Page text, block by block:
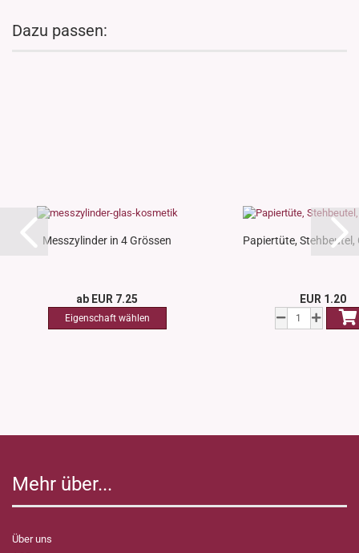
Dazu passen:
Messzylinder in 4 Grössen
ab EUR 7.25
Papiertüte, Stehbeutel,
EUR 1.20
Mehr über...
Über uns